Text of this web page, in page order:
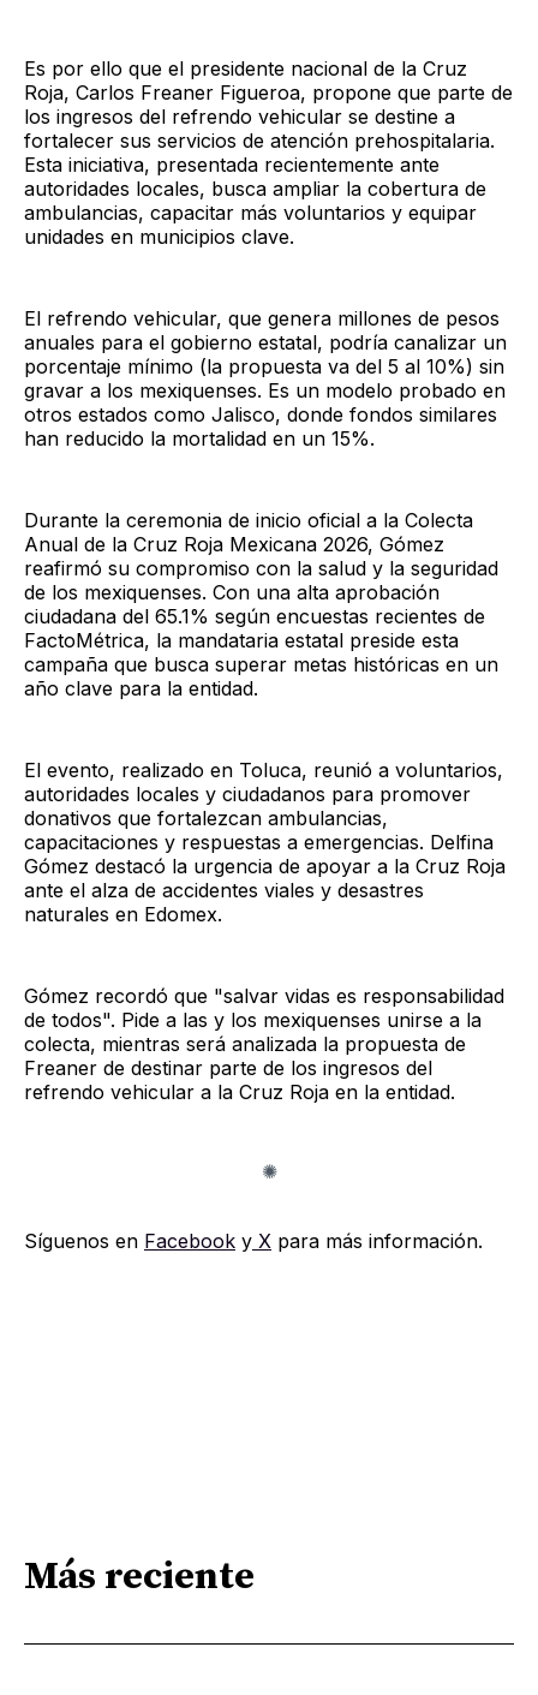
Es por ello que el presidente nacional de la Cruz
Roja, Carlos Freaner Figueroa, propone que parte de
los ingresos del refrendo vehicular se destine a
fortalecer sus servicios de atención prehospitalaria.
Esta iniciativa, presentada recientemente ante
autoridades locales, busca ampliar la cobertura de
ambulancias, capacitar más voluntarios y equipar
unidades en municipios clave.
El refrendo vehicular, que genera millones de pesos
anuales para el gobierno estatal, podría canalizar un
porcentaje mínimo (la propuesta va del 5 al 10%) sin
gravar a los mexiquenses. Es un modelo probado en
otros estados como Jalisco, donde fondos similares
han reducido la mortalidad en un 15%.
Durante la ceremonia de inicio oficial a la Colecta
Anual de la Cruz Roja Mexicana 2026, Gómez
reafirmó su compromiso con la salud y la seguridad
de los mexiquenses. Con una alta aprobación
ciudadana del 65.1% según encuestas recientes de
FactoMétrica, la mandataria estatal preside esta
campaña que busca superar metas históricas en un
año clave para la entidad.
El evento, realizado en Toluca, reunió a voluntarios,
autoridades locales y ciudadanos para promover
donativos que fortalezcan ambulancias,
capacitaciones y respuestas a emergencias. Delfina
Gómez destacó la urgencia de apoyar a la Cruz Roja
ante el alza de accidentes viales y desastres
naturales en Edomex.
Gómez recordó que "salvar vidas es responsabilidad
de todos". Pide a las y los mexiquenses unirse a la
colecta, mientras será analizada la propuesta de
Freaner de destinar parte de los ingresos del
refrendo vehicular a la Cruz Roja en la entidad.
Síguenos en Facebook y X para más información.
Más reciente